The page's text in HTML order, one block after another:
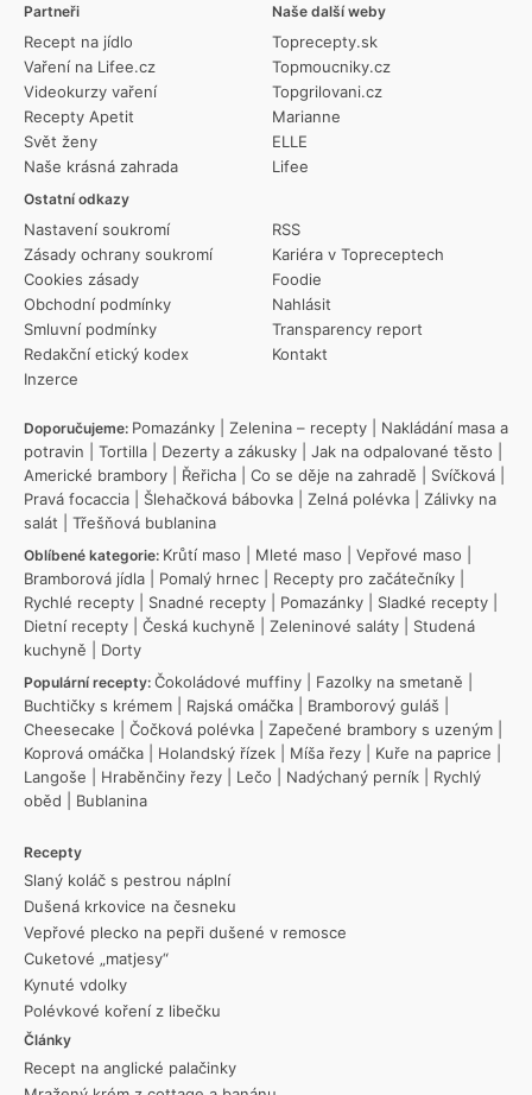
Partneři
Recept na jídlo
Vaření na Lifee.cz
Videokurzy vaření
Recepty Apetit
Svět ženy
Naše krásná zahrada
Ostatní odkazy
Nastavení soukromí
Zásady ochrany soukromí
Cookies zásady
Obchodní podmínky
Smluvní podmínky
Redakční etický kodex
Inzerce
RSS
Kariéra v Topreceptech
Foodie
Nahlásit
Transparency report
Kontakt
Naše další weby
Toprecepty.sk
Topmoucniky.cz
Topgrilovani.cz
Marianne
ELLE
Lifee
Doporučujeme: Pomazánky Zelenina – recepty
Nakládání masa a
potravin
Tortilla Dezerty a zákusky Jak na odpalované těsto
Americké brambory
Řeřicha Co se děje na zahradě Svíčková
Pravá focaccia
Šlehačková bábovka Zelná polévka
Zálivky na
salát
Třešňová bublanina
Oblíbené kategorie: Krůtí maso Mleté maso Vepřové maso
Bramborová jídla
Pomalý hrnec Recepty pro začátečníky
Rychlé recepty
Snadné recepty Pomazánky Sladké recepty
Dietní recepty
Česká kuchyně Zeleninové saláty
Studená
kuchyně
Dorty
Populární recepty: Čokoládové muffiny Fazolky na smetaně
Buchtičky s krémem
Rajská omáčka Bramborový guláš
Cheesecake
Čočková polévka Zapečené brambory s uzeným
Koprová omáčka
Holandský řízek Míša řezy Kuře na paprice
Langoše
Hraběnčiny řezy Lečo Nadýchaný perník
Rychlý
oběd
Bublanina
Recepty
Slaný koláč s pestrou náplní
Dušená krkovice na česneku
Vepřové plecko na pepři dušené v remosce
Cuketové „matjesy“
Kynuté vdolky
Polévkové koření z libečku
Články
Recept na anglické palačinky